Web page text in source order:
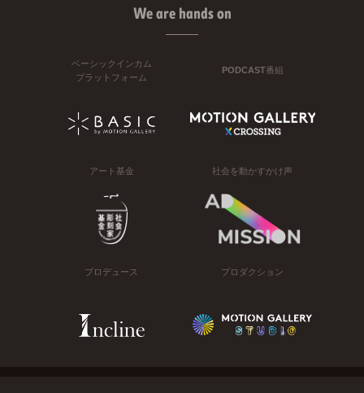
We are hands on
ベーシックインカム
プラットフォーム
PODCAST番組
アート基金 社会を動かすかけ声
プロデュース プロダクション